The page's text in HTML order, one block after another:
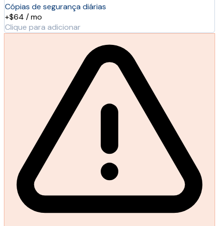
Cópias de segurança diárias
+$64 / mo
Clique para adicionar